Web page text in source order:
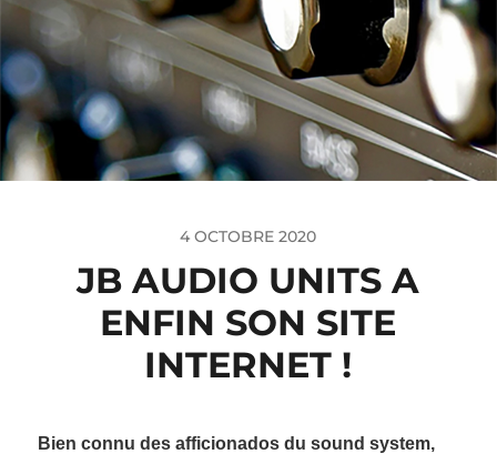
4 OCTOBRE 2020
JB AUDIO UNITS A
ENFIN SON SITE
INTERNET !
Bien connu des afficionados du sound system,